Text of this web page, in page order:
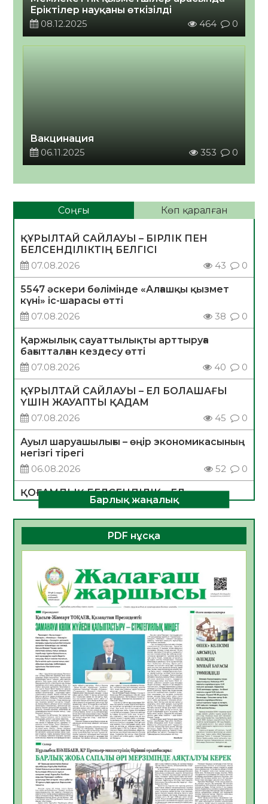
Еріктілер науқаны өткізілді
08.12.2025
464 0
Вакцинация
06.11.2025
353 0
Соңғы Көп қаралған
ҚҰРЫЛТАЙ САЙЛАУЫ – БІРЛІК ПЕН
БЕЛСЕНДІЛІКТІҢ БЕЛГІСІ
07.08.2026
43 0
5547 әскери бөлімінде «Алғашқы қызмет
күні» іс-шарасы өтті
07.08.2026
38 0
Қаржылық сауаттылықты арттыруға
бағытталған кездесу өтті
07.08.2026
40 0
ҚҰРЫЛТАЙ САЙЛАУЫ – ЕЛ БОЛАШАҒЫ
ҮШІН ЖАУАПТЫ ҚАДАМ
07.08.2026
45 0
Ауыл шаруашылығы – өңір экономикасының
негізгі тірегі
06.08.2026
52 0
ҚОҒАМДЫҚ БЕЛСЕНДІЛІК – ЕЛ
ДАМУЫНЫҢ НЕГІЗІ
06.08.2026
50 0
ҚҰРЫЛТАЙ САЙЛАУЫ – БОЛАШАҚҚА
06.08.2026
Инфекциялық ауруларға қарсы иммундау
жұмыстарының тиімділігі
06.08.2026
54
Көкжөтел ауруы туралы
06.08.2026
52
АПВ вакцинасы туралы мәлімет
06.08.2026
51
Open Air: Қызылорда облысы полиция
департаменті 20 мыңнан астам
көрерменнің қауіпсіздігін қамтамасыз етті
06.08.2026
63
ҚЫЗЫЛОРДАДА «САНАЛЫ ҰРПАҚ –
ЖАРҚЫН БОЛАШАҚ» АТТЫ КЕҢЕЙТІЛГЕН
Барлық жаңалық
PDF нұсқа